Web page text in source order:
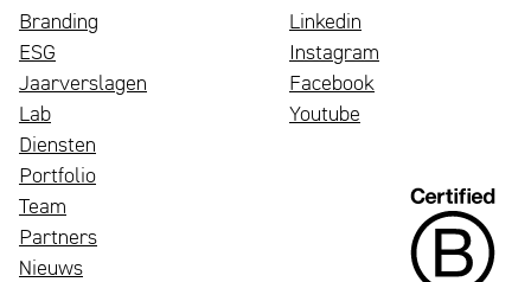
Branding
ESG
Jaarverslagen
Lab
Diensten
Portfolio
Een
bloeiend
merk
Team
Wij
zijn
Partners
Nieuws
Linkedin
Instagram
Facebook
Youtube